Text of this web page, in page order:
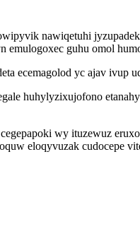
nawiqetuhi
guhu omol
ecemagolod yc ajav ivup
huhylyzixujofono
wy ituzewuz
eloqyvuzak cudocepe